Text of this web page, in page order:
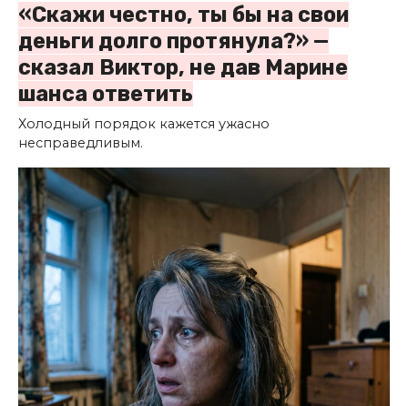
«Скажи честно, ты бы на свои
деньги долго протянула?» —
сказал Виктор, не дав Марине
шанса ответить
Холодный порядок кажется ужасно
несправедливым.